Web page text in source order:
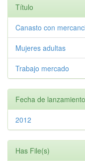
Título
Canasto con
Mujeres adultas
Trabajo mercado
Fecha de lanzamiento
2012
Has File(s)